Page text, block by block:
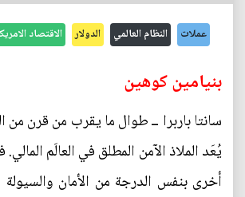
عملات النظام العالمي الدولار الاقتصاد
بنيامين كوهين
سانتا باربرا ــ طوال ما يقرب من قرن من
يُعَد الملاذ الآمن المطلق في العالَم
أخرى بنفس الدرجة من الأمان والسيولة